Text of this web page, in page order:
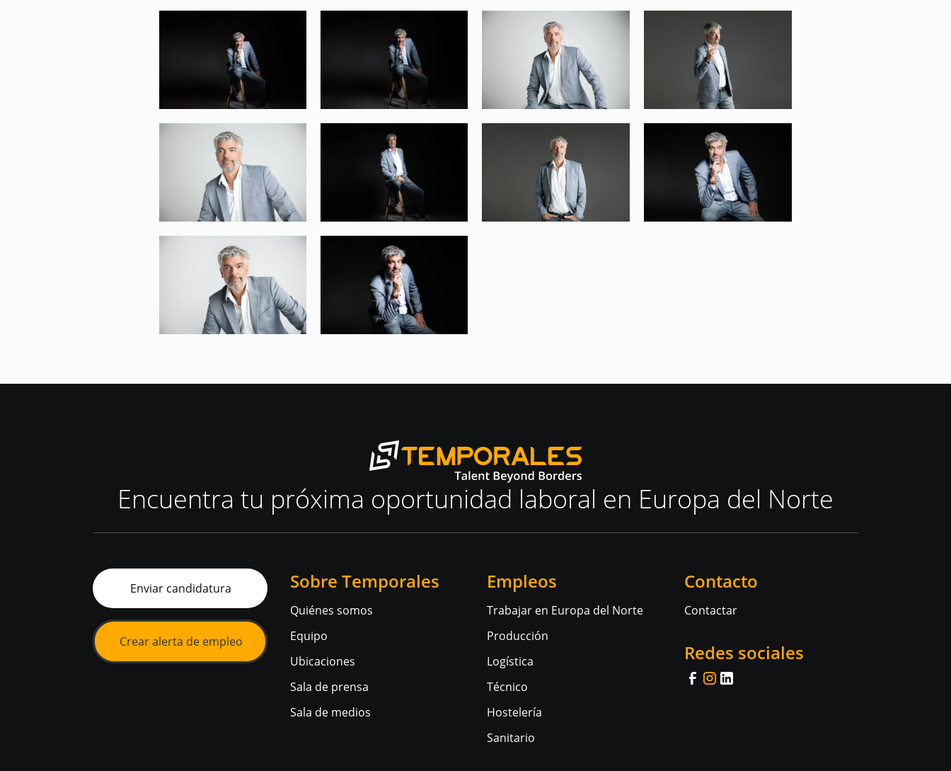
Encuentra tu próxima oportunidad laboral en Europa del Norte
Enviar candidatura
Crear alerta de empleo
Sobre Temporales
Quiénes somos
Equipo
Ubicaciones
Sala de prensa
Sala de medios
Empleos
Trabajar en Europa del Norte
Producción
Logística
Técnico
Hostelería
Sanitario
Contacto
Contactar
Redes sociales